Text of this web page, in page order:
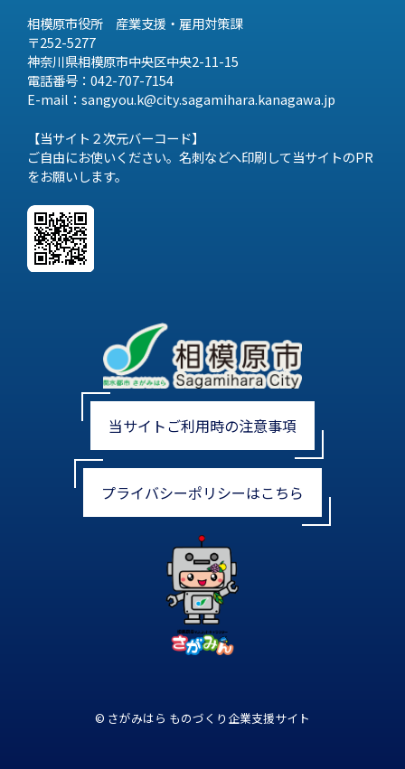
相模原市役所 産業支援・雇用対策課
〒252-5277
神奈川県相模原市中央区中央2-11-15
電話番号：042-707-7154
E-mail：sangyou.k@city.sagamihara.kanagawa.jp
【当サイト２次元バーコード】
ご自由にお使いください。名刺などへ印刷して当サイトのPR
をお願いします。
当サイトご利用時の注意事項
プライバシーポリシーはこちら
© さがみはら ものづくり企業支援サイト